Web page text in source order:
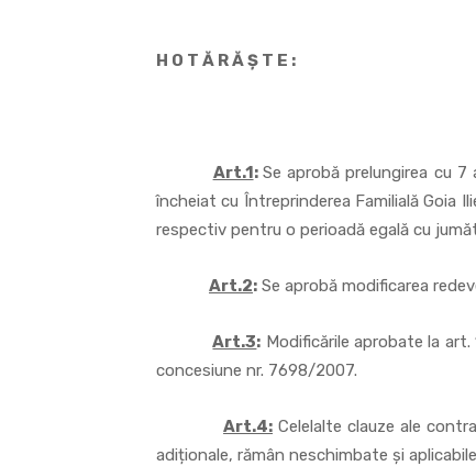
H O T Ă R Ă Ş T E :
Art.1: Se aprobă prelungirea cu
încheiat cu Întreprinderea Familială Goia
respectiv pentru o perioadă egală cu
Art.2: Se aprobă modificarea
Art.3: Modificările aprobate la
concesiune nr. 7698/2007.
Art.4: Celelalte clauze ale
adiționale, rămân neschimbate și